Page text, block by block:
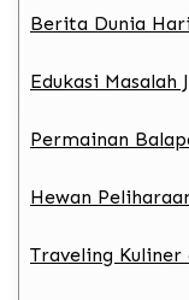
Berita Dunia
Edukasi Masalah
Permainan
Hewan
Traveling Kuliner